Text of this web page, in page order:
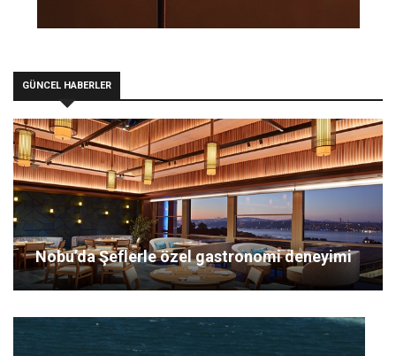
GÜNCEL HABERLER
Nobu’da Şeflerle özel gastronomi deneyimi